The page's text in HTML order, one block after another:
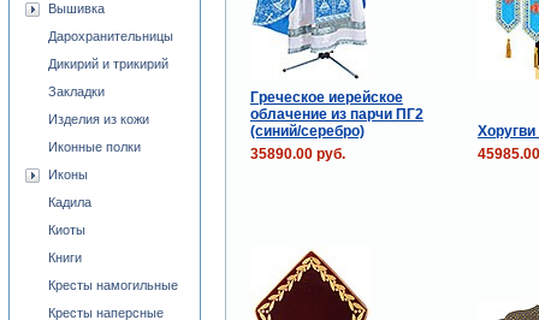
Греческое иерейское
облачение из парчи ПГ2
(синий/серебро)
35890.00 руб.
Вышивка
Дарохранительницы
Дикирий и трикирий
Закладки
Изделия из кожи
Иконные полки
Иконы
Кадила
Киоты
Книги
Кресты намогильные
Кресты наперсные